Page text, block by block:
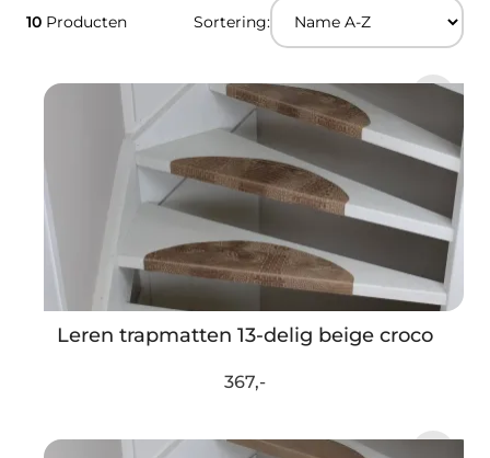
10 Producten Sortering:
Leren trapmatten 13-delig beige croco
367,-